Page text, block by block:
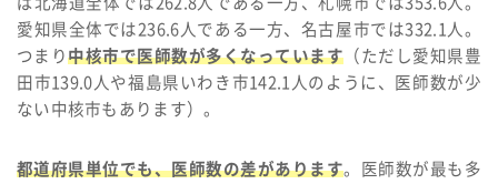
愛知県全体では236.6人である一方、名古屋市では332.1人。
つまり中核市で医師数が多くなっています （ただし愛知県豊
田市139.0人や福島県いわき市142.1人のように、医師数が少
ない中核市もあります）。
都道府県単位でも、医師数の差があります。医師数が最も多